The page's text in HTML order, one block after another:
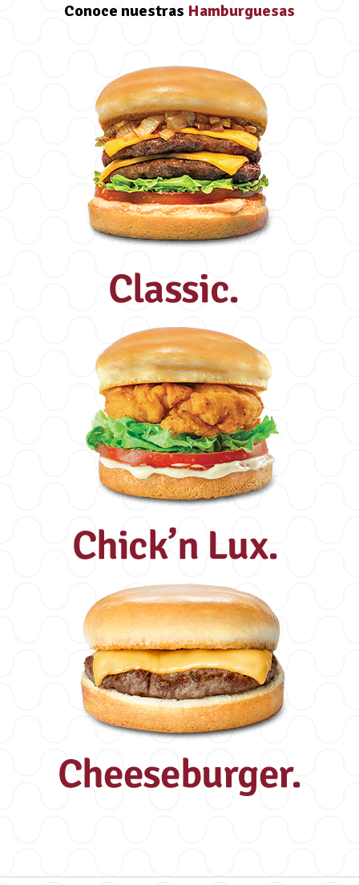
Conoce nuestras Hamburguesas